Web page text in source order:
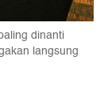
dinanti
langsung